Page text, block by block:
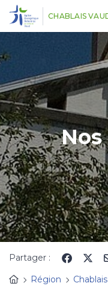
CHABLAIS
Nos
Partager :
Région
Panneau de gestion